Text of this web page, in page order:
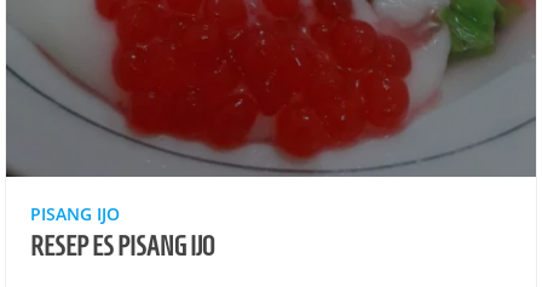
PISANG IJO
RESEP ES PISANG IJO